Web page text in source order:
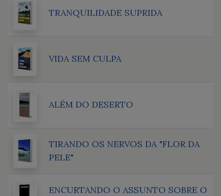
TRANQUILIDADE SUPRIDA
VIDA SEM CULPA
ALÉM DO DESERTO
TIRANDO OS NERVOS DA "FLOR DA
PELE"
ENCURTANDO O ASSUNTO SOBRE O